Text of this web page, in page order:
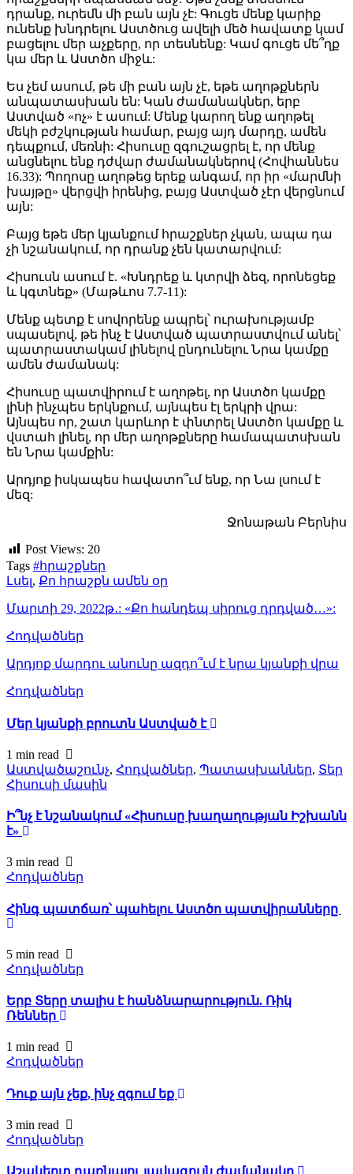
դրանք, ուրեմն մի բան այն չէ: Գուցե մենք կարիք
ունենք խնդրելու Աստծուց ավելի մեծ հավատք կամ
բացելու մեր աչքերը, որ տեսնենք: Կամ գուցե մե՞ղք
կա մեր և Աստծո միջև:
Ես չեմ ասում, թե մի բան այն չէ, եթե աղոթքներն
անպատասխան են: Կան ժամանակներ, երբ
Աստված «ոչ» է ասում: Մենք կարող ենք աղոթել
մեկի բժշկության համար, բայց այդ մարդը, ամեն
դեպքում, մեռնի: Հիսուսը զգուշացրել է, որ մենք
անցնելու ենք դժվար ժամանակներով (Հովհաննես
16.33): Պողոսը աղոթեց երեք անգամ, որ իր «մարմնի
խայթը» վերցվի իրենից, բայց Աստված չէր վերցնում
այն:
Բայց եթե մեր կյանքում հրաշքներ չկան, ապա դա
չի նշանակում, որ դրանք չեն կատարվում:
Հիսուսն ասում է. «Խնդրեք և կտրվի ձեզ, որոնեցեք
և կգտնեք» (Մաթևոս 7.7-11):
Մենք պետք է սովորենք ապրել՝ ուրախությամբ
սպասելով, թե ինչ է Աստված պատրաստվում անել՝
պատրաստակամ լինելով ընդունելու Նրա կամքը
ամեն ժամանակ:
Հիսուսը պատվիրում է աղոթել, որ Աստծո կամքը
լինի ինչպես երկնքում, այնպես էլ երկրի վրա:
Այնպես որ, շատ կարևոր է փնտրել Աստծո կամքը և
վստահ լինել, որ մեր աղոթքները համապատսխան
են Նրա կամքին:
Արդյոք իսկապես հավատո՞ւմ ենք, որ Նա լսում է
մեզ:
Ջոնաթան Բերնիս
Post Views: 20
Tags #հրաշքներ
Լսել, Քո հրաշքն ամեն օր
Մարտի 29, 2022թ․: «Քո հանդեպ սիրուց դրդված…»:
Հոդվածներ
Արդյոք մարդու անունը ազդո՞ւմ է նրա կյանքի վրա
Հոդվածներ
Մեր կյանքի բրուտն Աստված է
1 min read
Աստվածաշունչ, Հոդվածներ, Պատասխաններ, Տեր
Հիսուսի մասին
Ի՞նչ է նշանակում «Հիսուսը խաղաղության Իշխանն
է»
3 min read
Հոդվածներ
Հինգ պատճառ՝ պահելու Աստծո պատվիրանները
5 min read
Հոդվածներ
Երբ Տերը տալիս է հանձնարարություն. Ռիկ
Ռեններ
1 min read
Հոդվածներ
Դուք այն չեք, ինչ զգում եք
3 min read
Հոդվածներ